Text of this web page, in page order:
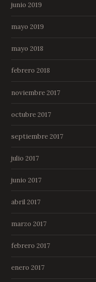
junio 2019
mayo 2019
mayo 2018
febrero 2018
noviembre 2017
octubre 2017
septiembre 2017
julio 2017
junio 2017
abril 2017
marzo 2017
febrero 2017
enero 2017